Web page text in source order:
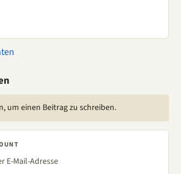
um einen Beitrag zu schreiben.
E-Mail-Adresse